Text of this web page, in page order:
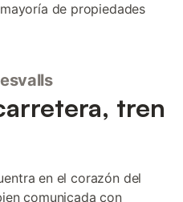
de propiedades
tren
en el corazón del
comunicada con